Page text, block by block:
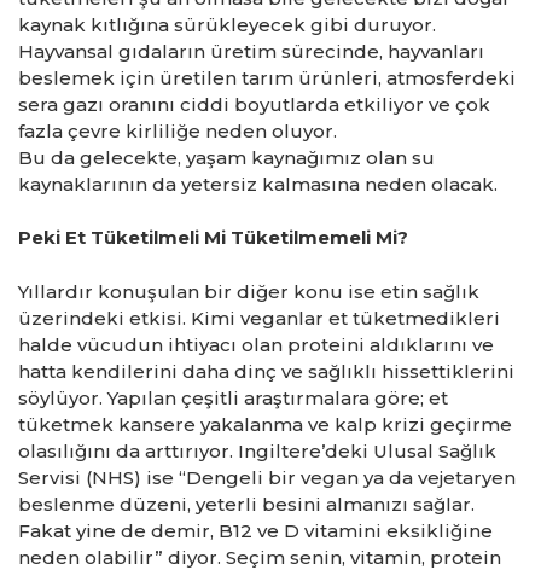
kaynak kıtlığına sürükleyecek gibi duruyor.
Hayvansal gıdaların üretim sürecinde, hayvanları
beslemek için üretilen tarım ürünleri, atmosferdeki
sera gazı oranını ciddi boyutlarda etkiliyor ve çok
fazla çevre kirliliğe neden oluyor.
Bu da gelecekte, yaşam kaynağımız olan su
kaynaklarının da yetersiz kalmasına neden olacak.
Peki Et Tüketilmeli Mi Tüketilmemeli Mi?
Yıllardır konuşulan bir diğer konu ise etin sağlık
üzerindeki etkisi. Kimi veganlar et tüketmedikleri
halde vücudun ihtiyacı olan proteini aldıklarını ve
hatta kendilerini daha dinç ve sağlıklı hissettiklerini
söylüyor. Yapılan çeşitli araştırmalara göre; et
tüketmek kansere yakalanma ve kalp krizi geçirme
olasılığını da arttırıyor. Ingiltere’deki Ulusal Sağlık
Servisi (NHS) ise “Dengeli bir vegan ya da vejetaryen
beslenme düzeni, yeterli besini almanızı sağlar.
Fakat yine de demir, B12 ve D vitamini eksikliğine
neden olabilir” diyor. Seçim senin, vitamin, protein